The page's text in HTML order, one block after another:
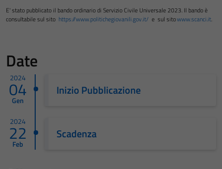
E' stato pubblicato il bando ordinario di Servizio Civile Universale 2023. Il bando è
consultabile sul sito https://www.politichegiovanili.gov.it/ e sul sitowww.scanci.it.
Date
2024
04
Gen
Inizio Pubblicazione
2024
22
Feb
Scadenza